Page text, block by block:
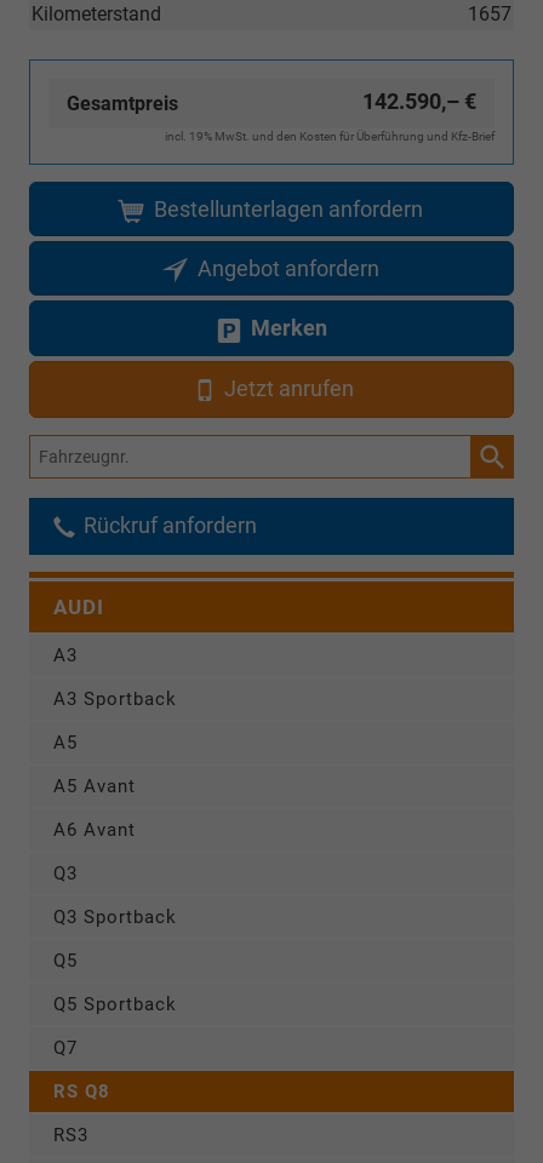
1657
Kilometerstand
Gesamtpreis 142.590,– €
incl. 19% MwSt. und den Kosten für Überführung und Kfz-Brief
Bestellunterlagen anfordern
Angebot anfordern
Merken
Jetzt anrufen
Fahrzeugnr.
Rückruf anfordern
AUDI
A3
A3 Sportback
A5
A5 Avant
A6 Avant
Q3
Q3 Sportback
Q5
Q5 Sportback
Q7
RS Q8
RS3